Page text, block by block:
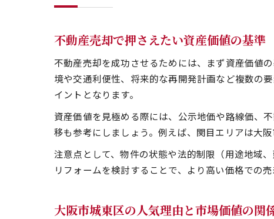
不動産売却で押さえたい資産価値の基準
不動産売却を成功させるためには、まず資産価値
境や交通利便性、将来的な再開発計画など複数の
イントとなります。
資産価値を見極める際には、公示地価や路線価、
移も参考にしましょう。例えば、関目エリアは大
注意点として、物件の状態や法的制限（用途地域
リフォームを検討することで、より高い価格での売
大阪市城東区の人気理由と市場価値の関